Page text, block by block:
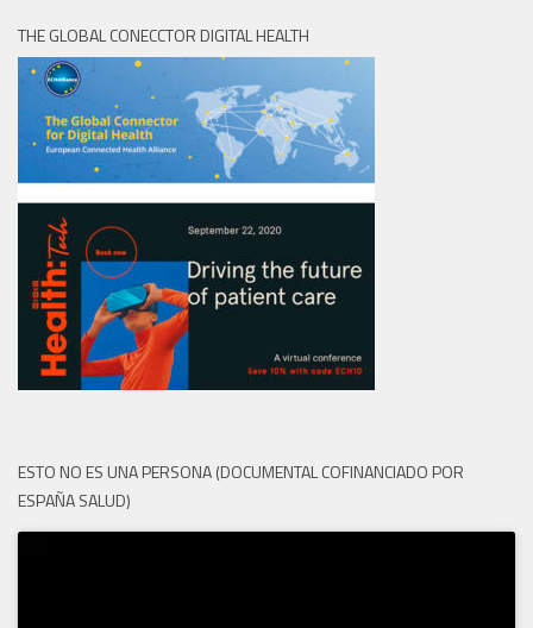
THE GLOBAL CONECCTOR DIGITAL HEALTH
ESTO NO ES UNA PERSONA (DOCUMENTAL COFINANCIADO POR
ESPAÑA SALUD)